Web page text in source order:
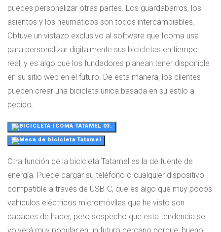
puedes personalizar otras partes. Los guardabarros, los
asientos y los neumáticos son todos intercambiables.
Obtuve un vistazo exclusivo al software que Icoma usa
para personalizar digitalmente sus bicicletas en tiempo
real, y es algo que los fundadores planean tener disponible
en su sitio web en el futuro. De esta manera, los clientes
pueden crear una bicicleta única basada en su estilo a
pedido.
Otra función de la bicicleta Tatamel es la de fuente de
energía. Puede cargar su teléfono o cualquier dispositivo
compatible a través de USB-C, que es algo que muy pocos
vehículos eléctricos micromóviles que he visto son
capaces de hacer, pero sospecho que esta tendencia se